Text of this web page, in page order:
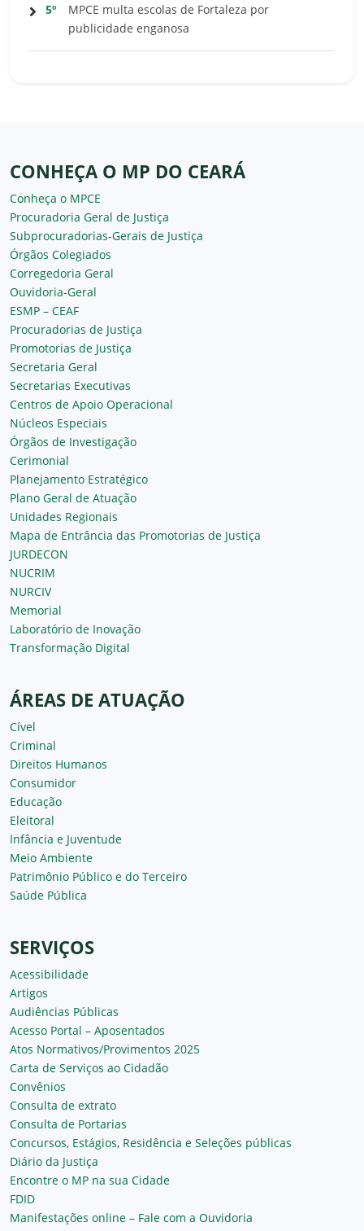
5º
MPCE multa escolas de Fortaleza por
publicidade enganosa
CONHEÇA O MP DO CEARÁ
Conheça o MPCE
Procuradoria Geral de Justiça
Subprocuradorias-Gerais de Justiça
Órgãos Colegiados
Corregedoria Geral
Ouvidoria-Geral
ESMP – CEAF
Procuradorias de Justiça
Promotorias de Justiça
Secretaria Geral
Secretarias Executivas
Centros de Apoio Operacional
Núcleos Especiais
Órgãos de Investigação
Cerimonial
Planejamento Estratégico
Plano Geral de Atuação
Unidades Regionais
Mapa de Entrância das Promotorias de Justiça
JURDECON
NUCRIM
NURCIV
Memorial
Laboratório de Inovação
Transformação Digital
ÁREAS DE ATUAÇÃO
Cível
Criminal
Direitos Humanos
Consumidor
Educação
Eleitoral
Infância e Juventude
Meio Ambiente
Patrimônio Público e do Terceiro
Saúde Pública
SERVIÇOS
Acessibilidade
Artigos
Audiências Públicas
Acesso Portal – Aposentados
Atos Normativos/Provimentos 2025
Carta de Serviços ao Cidadão
Convênios
Consulta de extrato
Consulta de Portarias
Concursos, Estágios, Residência e Seleções públicas
Diário da Justiça
Encontre o MP na sua Cidade
FDID
Manifestações online – Fale com a Ouvidoria